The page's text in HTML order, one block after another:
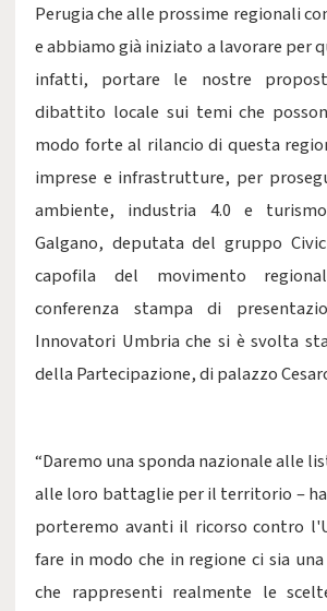
Perugia che alle prossime regionali
e abbiamo già iniziato a lavorare per
infatti, portare le nostre
dibattito locale sui temi che
modo forte al rilancio di questa
imprese e infrastrutture, per
ambiente, industria 4.0 e
Galgano, deputata del gruppo
capofila del movimento
conferenza stampa di
Innovatori Umbria che si è svolta
della Partecipazione, di palazzo
“Daremo una sponda nazionale alle
alle loro battaglie per il territorio –
porteremo avanti il ricorso contro
fare in modo che in regione ci sia
che rappresenti realmente le